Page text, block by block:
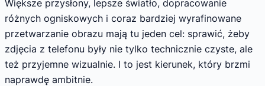
Większe przysłony, lepsze światło, dopracowanie
różnych ogniskowych i coraz bardziej wyrafinowane
przetwarzanie obrazu mają tu jeden cel: sprawić, żeby
zdjęcia z telefonu były nie tylko technicznie czyste, ale
też przyjemne wizualnie. I to jest kierunek, który brzmi
naprawdę ambitnie.